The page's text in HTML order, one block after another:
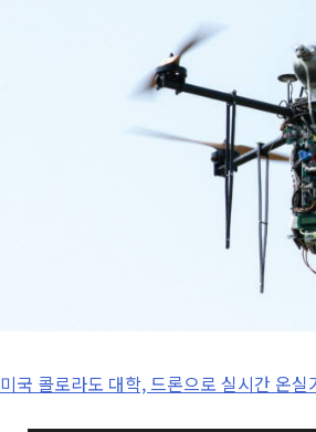
미국 콜로라도 대학, 드론으로 실시간 온실